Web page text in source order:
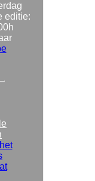
editie: